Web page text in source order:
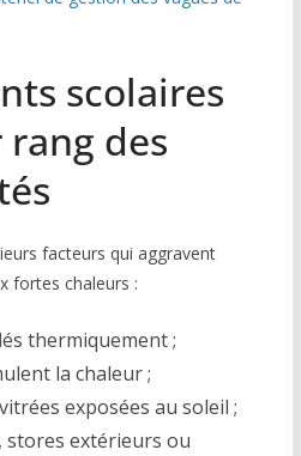
scolaires
des
facteurs qui aggravent
fortes chaleurs :
thermiquement ;
la chaleur ;
exposées au soleil ;
stores extérieurs ou